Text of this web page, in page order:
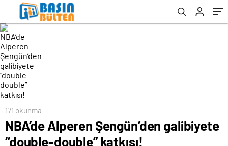
171 okunma
NBA’de Alperen Şengün’den galibiyete
“double-double” katkısı!